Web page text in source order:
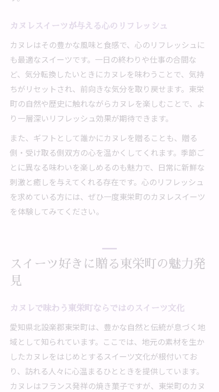
カヌレスイーツが与える心のリフレッシュ
カヌレはその豊かな風味と食感で、心のリフレッシュに
も最適なスイーツです。一日の終わりや仕事の合間な
ど、気分転換したいときにカヌレを味わうことで、気持
ちがリセットされ、前向きな気分を取り戻せます。東栄
町の自然や歴史に触れながらカヌレを楽しむことで、よ
り一層深いリフレッシュ効果が期待できます。
また、ギフトとして誰かにカヌレを贈ることも、贈る
側・受け取る側双方の心を温かくしてくれます。季節ご
とに異なる味わいを楽しめるのも魅力で、日常に新鮮な
刺激と癒しを与えてくれる存在です。心のリフレッシュ
を求めている方には、ぜひ一度東栄町のカヌレスイーツ
を体験してみてください。
スイーツ好きに贈る東栄町の魅力発
見
カヌレで味わう東栄町ならではのスイーツ文化
愛知県北設楽郡東栄町は、豊かな自然と伝統が息づく地
域として知られています。ここでは、地元の素材を生か
したカヌレをはじめとするスイーツ文化が根付いてお
り、訪れる人々に心温まるひとときを提供しています。
カヌレはフランス発祥の焼き菓子ですが、東栄町のカヌ